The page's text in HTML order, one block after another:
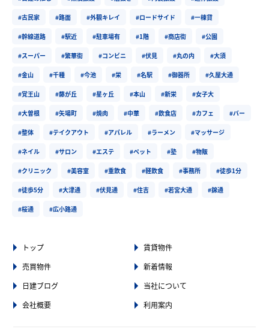
#古民家 #路面 #外観キレイ #ロードサイド #一棟貸
#幹線道路 #駅近 #駐車場有 #1階 #商店街 #公園
#スーパー #繁華街 #コンビニ #伏見 #丸の内 #大須
#金山 #千種 #今池 #栄 #名駅 #御器所 #久屋大通
#覚王山 #藤が丘 #星ヶ丘 #本山 #新栄 #女子大
#大曽根 #矢場町 #焼肉 #中華 #飲食店 #カフェ #バー
#整体 #テイクアウト #アパレル #ラーメン #マッサージ
#ネイル #サロン #エステ #ペット #塾 #物販
#クリニック #美容室 #重飲食 #軽飲食 #事務所 #徒歩1分
#徒歩5分 #大津通 #伏見通 #住吉 #若宮大通 #錦通
#桜通 #広小路通
トップ
賃貸物件
売買物件
新着情報
日建ブログ
当社について
会社概要
利用案内